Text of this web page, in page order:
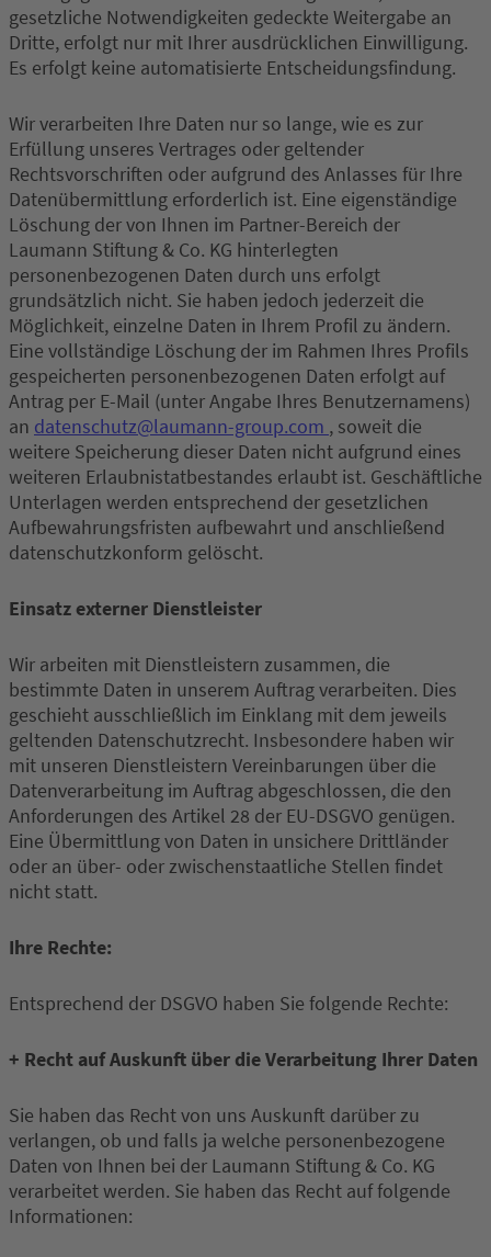
gesetzliche Notwendigkeiten gedeckte Weitergabe an
Dritte, erfolgt nur mit Ihrer ausdrücklichen Einwilligung.
Es erfolgt keine automatisierte Entscheidungsfindung.
Wir verarbeiten Ihre Daten nur so lange, wie es zur
Erfüllung unseres Vertrages oder geltender
Rechtsvorschriften oder aufgrund des Anlasses für Ihre
Datenübermittlung erforderlich ist. Eine eigenständige
Löschung der von Ihnen im Partner-Bereich der
Laumann Stiftung & Co. KG hinterlegten
personenbezogenen Daten durch uns erfolgt
grundsätzlich nicht. Sie haben jedoch jederzeit die
Möglichkeit, einzelne Daten in Ihrem Profil zu ändern.
Eine vollständige Löschung der im Rahmen Ihres Profils
gespeicherten personenbezogenen Daten erfolgt auf
Antrag per E-Mail (unter Angabe Ihres Benutzernamens)
an datenschutz@laumann-group.com , soweit die
weitere Speicherung dieser Daten nicht aufgrund eines
weiteren Erlaubnistatbestandes erlaubt ist. Geschäftliche
Unterlagen werden entsprechend der gesetzlichen
Aufbewahrungsfristen aufbewahrt und anschließend
datenschutzkonform gelöscht.
Einsatz externer Dienstleister
Wir arbeiten mit Dienstleistern zusammen, die
bestimmte Daten in unserem Auftrag verarbeiten. Dies
geschieht ausschließlich im Einklang mit dem jeweils
geltenden Datenschutzrecht. Insbesondere haben wir
mit unseren Dienstleistern Vereinbarungen über die
Datenverarbeitung im Auftrag abgeschlossen, die den
Anforderungen des Artikel 28 der EU-DSGVO genügen.
Eine Übermittlung von Daten in unsichere Drittländer
oder an über- oder zwischenstaatliche Stellen findet
nicht statt.
Ihre Rechte:
Entsprechend der DSGVO haben Sie folgende Rechte:
+ Recht auf Auskunft über die Verarbeitung Ihrer Daten
Sie haben das Recht von uns Auskunft darüber zu
verlangen, ob und falls ja welche personenbezogene
Daten von Ihnen bei der Laumann Stiftung & Co. KG
verarbeitet werden. Sie haben das Recht auf folgende
Informationen: